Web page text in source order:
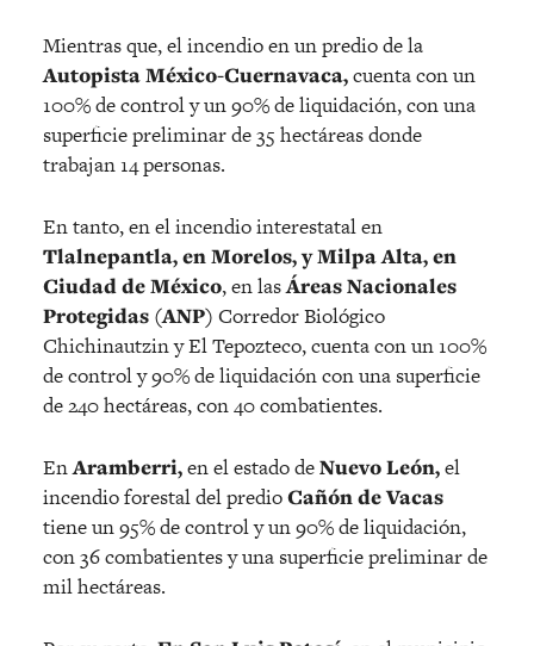
Mientras que, el incendio en un predio de la
Autopista México-Cuernavaca,cuenta con un
100% de control y un 90% de liquidación, con una
superficie preliminar de 35 hectáreas donde
trabajan 14 personas.
En tanto, en el incendio interestatal en
Tlalnepantla, en Morelos, y Milpa Alta, en
Ciudad de México, en lasÁreas Nacionales
Protegidas (ANP) Corredor Biológico
Chichinautzin y El Tepozteco, cuenta con un 100%
de control y 90% de liquidación con una superficie
de 240 hectáreas, con 40 combatientes.
EnAramberri,en el estado deNuevo León,el
incendio forestal del predioCañón de Vacas
tiene un 95% de control y un 90% de liquidación,
con 36 combatientes y una superficie preliminar de
mil hectáreas.